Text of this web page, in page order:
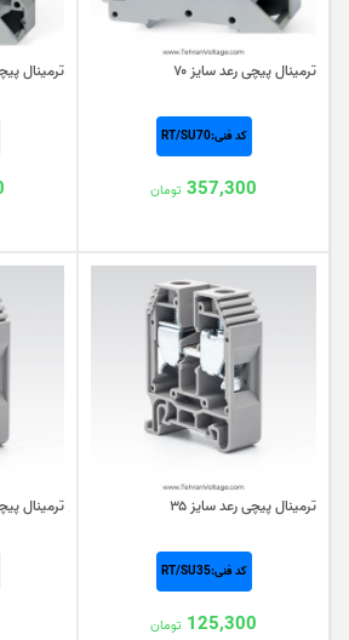
ترمینال پیچی رعد سایز ۷۰
کد فنی:RT/SU70
357,300 تومان
ترمینال
ترمینال پیچی رعد سایز ۳۵
کد فنی:RT/SU35
125,300 تومان
ترمینال